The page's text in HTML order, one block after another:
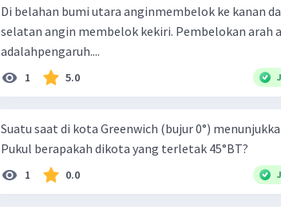
Di belahan bumi utara anginmembelok ke kanan
selatan angin membelok kekiri. Pembelokan arah
adalahpengaruh....
1 5.0
Suatu saat di kota Greenwich (bujur 0°)
Pukul berapakah dikota yang terletak 45°BT?
1 0.0